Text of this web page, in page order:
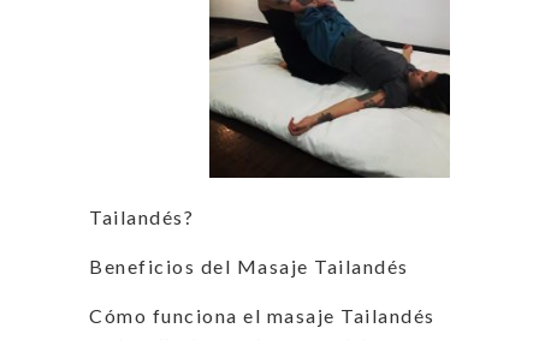
Tailandés?
Beneficios del Masaje Tailandés
Cómo funciona el masaje Tailandés